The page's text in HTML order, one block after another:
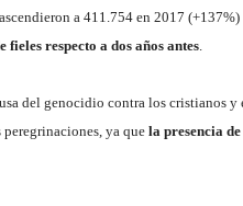
a 411.754 en 2017
respecto a dos años antes.
del genocidio contra los cristianos
ya que la presencia